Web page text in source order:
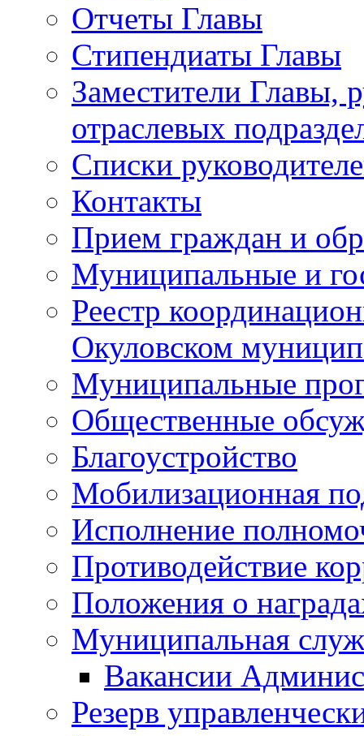
Отчеты Главы
Стипендиаты Главы
Заместители Главы,
отраслевых
Списки
Контакты
Прием граждан и
Муниципальные и
Реестр
Окуловском
Муниципальные
Общественные
Благоустройство
Мобилизационная
Исполнение
Противодействие
Положения о
Муниципальная
Вакансии
Резерв